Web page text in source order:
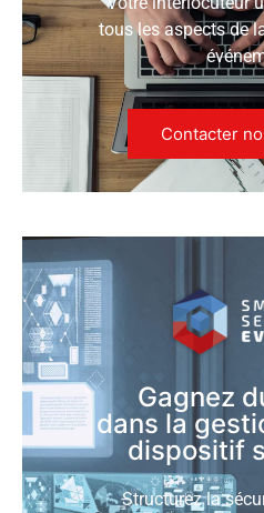
tous les aspects de
Contacter
Gagnez
dans la
dispositif
Structurez la